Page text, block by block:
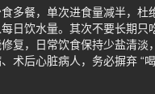
多餐，单次进食量减半，杜
日饮水量。其次不要长期只
复，日常饮食保持少盐清淡
术后心脏病人，务必摒弃 “